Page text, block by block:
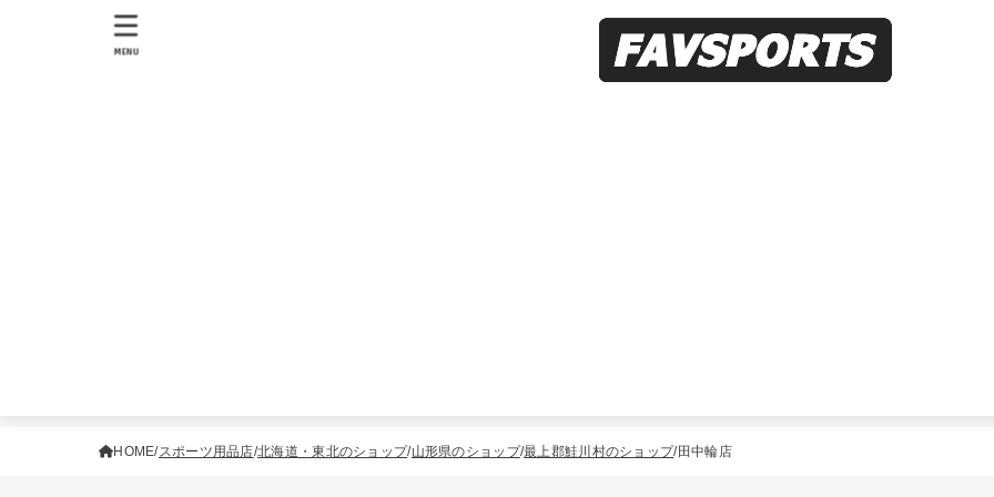
MENU
HOME スポーツ用品店 北海道・東北のショップ 山形県のショップ 最上郡鮭川村のショップ 田中輪店